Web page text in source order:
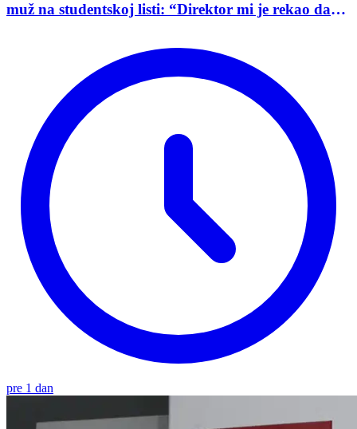
muž na studentskoj listi: “Direktor mi je rekao da
pre 1 dan